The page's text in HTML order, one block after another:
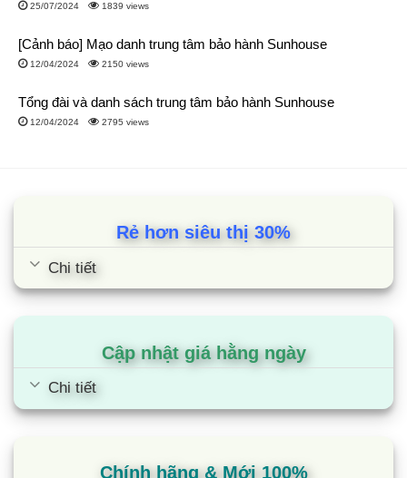
online lớn nhất trên cả nước.
Với việc
, Điện Máy Siêu Rẻ có thể tối ưu
được nhiều chi phí như thuê mặt bằng, thuê nhân công quản lí,
thuê thiết kế và trang trí showroom,..
Vì vậy, các sản phẩm máy giặt được bán với
nhất, rẻ hơn 20-30% so với thị trường bên ngoài.
Điện Máy Siêu Rẻ cung cấp máy giặt chính
25/07/2024 1839 views
[Cảnh báo] Mạo danh trung tâm bảo hành Sunhouse
12/04/2024 2150 views
Tổng đài và danh sách trung tâm bảo hành Sunhouse
12/04/2024 2795 views
Rẻ hơn siêu thị 30%
Chi tiết
Cập nhật giá hằng ngày
Chi tiết
Chính hãng & Mới 100%